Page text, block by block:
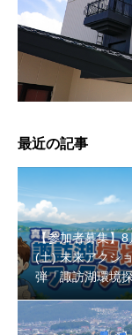
【受付終了】
ン大会
最近の記事
【参加者募集】8
(土) 未来アクシ
弾「諏訪湖環境
クショップ」小
から！